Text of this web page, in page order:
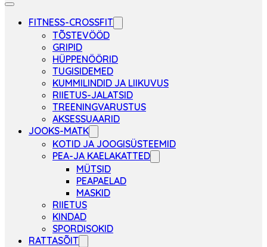
FITNESS-CROSSFIT
TÕSTEVÖÖD
GRIPID
HÜPPENÖÖRID
TUGISIDEMED
KUMMILINDID JA LIIKUVUS
RIIETUS-JALATSID
TREENINGVARUSTUS
AKSESSUAARID
JOOKS-MATK
KOTID JA JOOGISÜSTEEMID
PEA-JA KAELAKATTED
MÜTSID
PEAPAELAD
MASKID
RIIETUS
KINDAD
SPORDISOKID
RATTASÕIT